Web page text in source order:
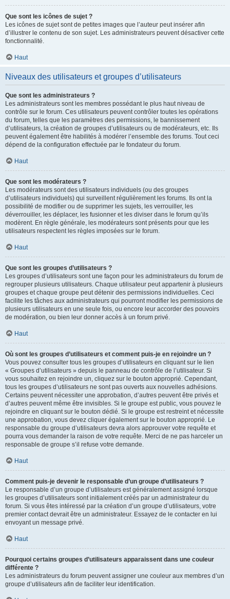
Que sont les icônes de sujet ?
Les icônes de sujet sont de petites images que l’auteur peut insérer afin
d’illustrer le contenu de son sujet. Les administrateurs peuvent désactiver cette
fonctionnalité.
Haut
Niveaux des utilisateurs et groupes d’utilisateurs
Que sont les administrateurs ?
Les administrateurs sont les membres possédant le plus haut niveau de
contrôle sur le forum. Ces utilisateurs peuvent contrôler toutes les opérations
du forum, telles que les paramètres des permissions, le bannissement
d’utilisateurs, la création de groupes d’utilisateurs ou de modérateurs, etc. Ils
peuvent également être habilités à modérer l’ensemble des forums. Tout ceci
dépend de la configuration effectuée par le fondateur du forum.
Haut
Que sont les modérateurs ?
Les modérateurs sont des utilisateurs individuels (ou des groupes
d’utilisateurs individuels) qui surveillent régulièrement les forums. Ils ont la
possibilité de modifier ou de supprimer les sujets, les verrouiller, les
déverrouiller, les déplacer, les fusionner et les diviser dans le forum qu’ils
modèrent. En règle générale, les modérateurs sont présents pour que les
utilisateurs respectent les règles imposées sur le forum.
Haut
Que sont les groupes d’utilisateurs ?
Les groupes d’utilisateurs sont une façon pour les administrateurs du forum de
regrouper plusieurs utilisateurs. Chaque utilisateur peut appartenir à plusieurs
groupes et chaque groupe peut détenir des permissions individuelles. Ceci
facilite les tâches aux administrateurs qui pourront modifier les permissions de
plusieurs utilisateurs en une seule fois, ou encore leur accorder des pouvoirs
de modération, ou bien leur donner accès à un forum privé.
Haut
Où sont les groupes d’utilisateurs et comment puis-je en rejoindre un ?
Vous pouvez consulter tous les groupes d’utilisateurs en cliquant sur le lien
« Groupes d’utilisateurs » depuis le panneau de contrôle de l’utilisateur. Si
vous souhaitez en rejoindre un, cliquez sur le bouton approprié. Cependant,
tous les groupes d’utilisateurs ne sont pas ouverts aux nouvelles adhésions.
Certains peuvent nécessiter une approbation, d’autres peuvent être privés et
d’autres peuvent même être invisibles. Si le groupe est public, vous pouvez le
rejoindre en cliquant sur le bouton dédié. Si le groupe est restreint et nécessite
une approbation, vous devez cliquer également sur le bouton approprié. Le
responsable du groupe d’utilisateurs devra alors approuver votre requête et
pourra vous demander la raison de votre requête. Merci de ne pas harceler un
responsable de groupe s’il refuse votre demande.
Haut
Comment puis-je devenir le responsable d’un groupe d’utilisateurs ?
Le responsable d’un groupe d’utilisateurs est généralement assigné lorsque
les groupes d’utilisateurs sont initialement créés par un administrateur du
forum. Si vous êtes intéressé par la création d’un groupe d’utilisateurs, votre
premier contact devrait être un administrateur. Essayez de le contacter en lui
envoyant un message privé.
Haut
Pourquoi certains groupes d’utilisateurs apparaissent dans une couleur
différente ?
Les administrateurs du forum peuvent assigner une couleur aux membres d’un
groupe d’utilisateurs afin de faciliter leur identification.